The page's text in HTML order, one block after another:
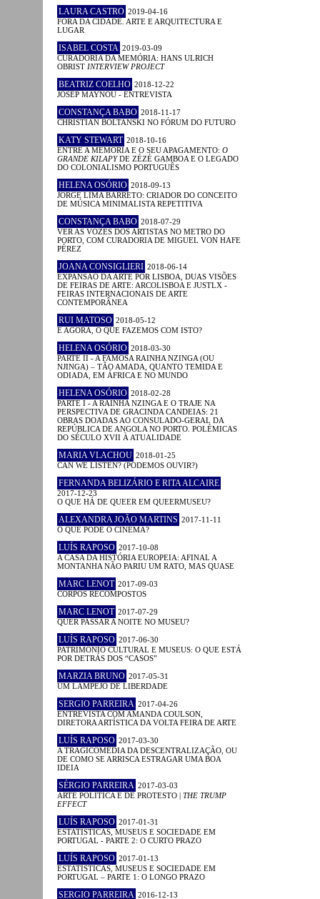
LAURA CASTRO 2019-04-16
FORA DA CIDADE. ARTE E ARQUITECTURA E
LUGAR
ISABEL COSTA 2019-03-09
CURADORIA DA MEMÓRIA: HANS ULRICH
OBRIST INTERVIEW PROJECT
BEATRIZ COELHO 2018-12-22
JOSEP MAYNOU - ENTREVISTA
CONSTANÇA BABO 2018-11-17
CHRISTIAN BOLTANSKI NO FÓRUM DO FUTURO
KATY STEWART 2018-10-16
ENTRE A MEMÓRIA E O SEU APAGAMENTO: O
GRANDE KILAPYDE ZÉZÉ GAMBOA E O LEGADO
DO COLONIALISMO PORTUGUÊS
HELENA OSÓRIO 2018-09-13
JORGE LIMA BARRETO: CRIADOR DO CONCEITO
DE MÚSICA MINIMALISTA REPETITIVA
CONSTANÇA BABO 2018-07-29
VER AS VOZES DOS ARTISTAS NO METRO DO
PORTO, COM CURADORIA DE MIGUEL VON HAFE
PÉREZ
JOANA CONSIGLIERI 2018-06-14
EXPANSÃO DA ARTE POR LISBOA, DUAS VISÕES
DE FEIRAS DE ARTE: ARCOLISBOA E JUSTLX -
FEIRAS INTERNACIONAIS DE ARTE
CONTEMPORÂNEA
RUI MATOSO 2018-05-12
E AGORA, O QUE FAZEMOS COM ISTO?
HELENA OSÓRIO 2018-03-30
PARTE II - A FAMOSA RAINHA NZINGA (OU
NJINGA) – TÃO AMADA, QUANTO TEMIDA E
ODIADA, EM ÁFRICA E NO MUNDO
HELENA OSÓRIO 2018-02-28
PARTE I - A RAINHA NZINGA E O TRAJE NA
PERSPECTIVA DE GRACINDA CANDEIAS: 21
OBRAS DOADAS AO CONSULADO-GERAL DA
REPÚBLICA DE ANGOLA NO PORTO. POLÉMICAS
DO SÉCULO XVII À ATUALIDADE
MARIA VLACHOU 2018-01-25
CAN WE LISTEN? (PODEMOS OUVIR?)
FERNANDA BELIZÁRIO E RITA ALCAIRE
2017-12-23
O QUE HÁ DE QUEER EM QUEERMUSEU?
ALEXANDRA JOÃO MARTINS 2017-11-11
O QUE PODE O CINEMA?
LUÍS RAPOSO 2017-10-08
A CASA DA HISTÓRIA EUROPEIA: AFINAL A
MONTANHA NÃO PARIU UM RATO, MAS QUASE
MARC LENOT 2017-09-03
CORPOS RECOMPOSTOS
MARC LENOT 2017-07-29
QUER PASSAR A NOITE NO MUSEU?
LUÍS RAPOSO 2017-06-30
PATRIMÓNIO CULTURAL E MUSEUS: O QUE ESTÁ
POR DETRÁS DOS “CASOS”
MARZIA BRUNO 2017-05-31
UM LAMPEJO DE LIBERDADE
SERGIO PARREIRA 2017-04-26
ENTREVISTA COM AMANDA COULSON,
DIRETORA ARTÍSTICA DA VOLTA FEIRA DE ARTE
LUÍS RAPOSO 2017-03-30
A TRAGICOMÉDIA DA DESCENTRALIZAÇÃO, OU
DE COMO SE ARRISCA ESTRAGAR UMA BOA
IDEIA
SÉRGIO PARREIRA 2017-03-03
ARTE POLÍTICA E DE PROTESTO | THE TRUMP
EFFECT
LUÍS RAPOSO 2017-01-31
ESTATÍSTICAS, MUSEUS E SOCIEDADE EM
PORTUGAL - PARTE 2: O CURTO PRAZO
LUÍS RAPOSO 2017-01-13
ESTATÍSTICAS, MUSEUS E SOCIEDADE EM
PORTUGAL – PARTE 1: O LONGO PRAZO
SERGIO PARREIRA 2016-12-13